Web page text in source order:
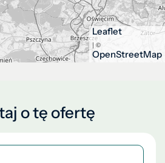
Leaflet
| ©
OpenStreetMap
o tę ofertę